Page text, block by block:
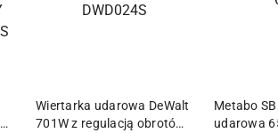
Wiertarka udarowa DeWalt
701W z regulacją obrotów
DODAJ DO KOSZYKA
Metabo
udarowa